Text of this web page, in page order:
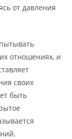
от давления
отношениях, и
своих
быть